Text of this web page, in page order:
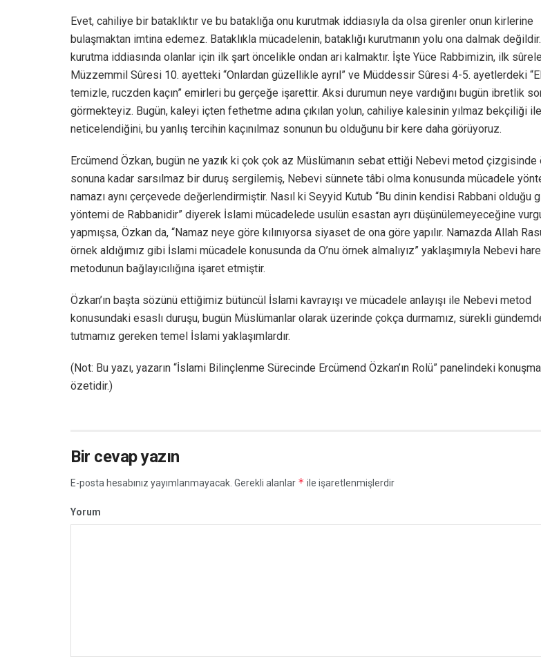
Evet, cahiliye bir bataklıktır ve bu bataklığa onu kurutmak iddiasıyla da olsa girenler onun kirlerine
bulaşmaktan imtina edemez. Bataklıkla mücadelenin, bataklığı kurutmanın yolu ona dalmak değildir.
kurutma iddiasında olanlar için ilk şart öncelikle ondan ari kalmaktır. İşte Yüce Rabbimizin, ilk
Müzzemmil Sûresi 10. ayetteki “Onlardan güzellikle ayrıl” ve Müddessir Sûresi 4-5. ayetlerdeki
temizle, ruczden kaçın” emirleri bu gerçeğe işarettir. Aksi durumun neye vardığını bugün ibretlik
görmekteyiz. Bugün, kaleyi içten fethetme adına çıkılan yolun, cahiliye kalesinin yılmaz bekçiliği ile
neticelendiğini, bu yanlış tercihin kaçınılmaz sonunun bu olduğunu bir kere daha görüyoruz.
Ercümend Özkan, bugün ne yazık ki çok çok az Müslümanın sebat ettiği Nebevi metod çizgisinde
sonuna kadar sarsılmaz bir duruş sergilemiş, Nebevi sünnete tâbi olma konusunda mücadele
namazı aynı çerçevede değerlendirmiştir. Nasıl ki Seyyid Kutub “Bu dinin kendisi Rabbani olduğu
yöntemi de Rabbanidir” diyerek İslami mücadelede usulün esastan ayrı düşünülemeyeceğine
yapmışsa, Özkan da, “Namaz neye göre kılınıyorsa siyaset de ona göre yapılır. Namazda Allah
örnek aldığımız gibi İslami mücadele konusunda da O’nu örnek almalıyız” yaklaşımıyla Nebevi
metodunun bağlayıcılığına işaret etmiştir.
Özkan’ın başta sözünü ettiğimiz bütüncül İslami kavrayışı ve mücadele anlayışı ile Nebevi metod
konusundaki esaslı duruşu, bugün Müslümanlar olarak üzerinde çokça durmamız, sürekli
tutmamız gereken temel İslami yaklaşımlardır.
(Not: Bu yazı, yazarın “İslami Bilinçlenme Sürecinde Ercümend Özkan’ın Rolü” panelindeki
özetidir.)
Bir cevap yazın
E-posta hesabınız yayımlanmayacak. Gerekli alanlar * ile işaretlenmişlerdir
Yorum